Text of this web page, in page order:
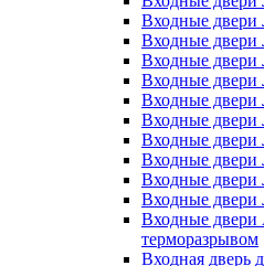
Входные
Входные двери
Входные двери
Входные двери
Входные двери
Входные двери
Входные двери
Входные двери
Входные
Входные
Входные двери
терморазрывом
Входная дверь